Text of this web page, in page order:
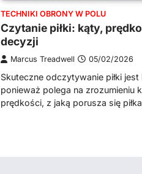
TECHNIKI OBRONY W POLU
Czytanie piłki: kąty,
decyzji
Marcus Treadwell 05/02/2026
Skuteczne odczytywanie piłki
ponieważ polega na zrozumieniu
prędkości, z jaką porusza się